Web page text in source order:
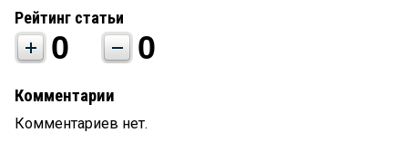
Рейтинг статьи
0 0
Комментарии
Комментариев нет.